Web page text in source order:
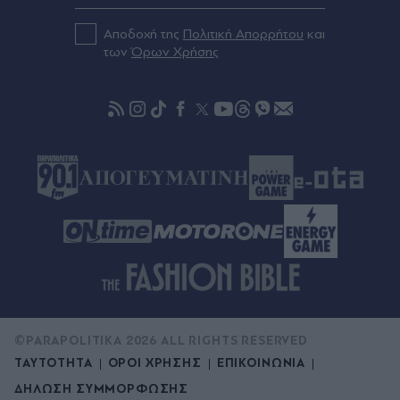
Ανήλικοι σε jet ski και βαρκάκια στα χέρια
άπειρων οδηγών - Τα περιστατικά που
Πριν 28 λεπτά
συμφωνία με την Μπαρτσελόνα!
Αποδοχή της Πολιτική Απορρήτου και
τωνΌρων Χρήσης
ΤΑΥΤΟΤΗΤΑ ΟΡΟΙ ΧΡΗΣΗΣ
ΕΠΙΚΟΙΝΩΝΙΑ
ΔΗΛΩΣΗ ΣΥΜΜΟΡΦΩΣΗΣ
©PARAPOLITIKA 2026 ALL RIGHTS RESERVED